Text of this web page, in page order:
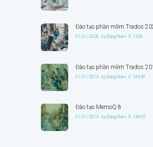
Đào tạo phần mềm Trados
01/01/2020 byĐặng Nam 1326
Đào tạo phần mềm Trados
01/01/2019 byĐặng Nam 16939
Đào tạo MemoQ 8
01/01/2019 byĐặng Nam 14955